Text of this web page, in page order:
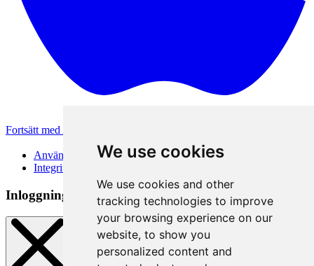
We use cookies
We use cookies and other
tracking technologies to improve
your browsing experience on our
website, to show you
personalized content and
Fortsätt med Apple
Användarvillkor
Integritetspolicy
Inloggningsmetod